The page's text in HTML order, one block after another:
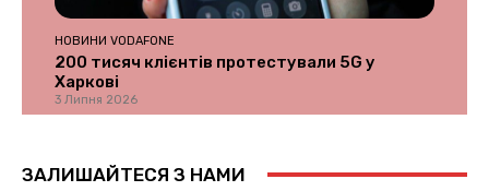
НОВИНИ VODAFONE
200 тисяч клієнтів протестували 5G у
Харкові
3 Липня 2026
ЗАЛИШАЙТЕСЯ З НАМИ